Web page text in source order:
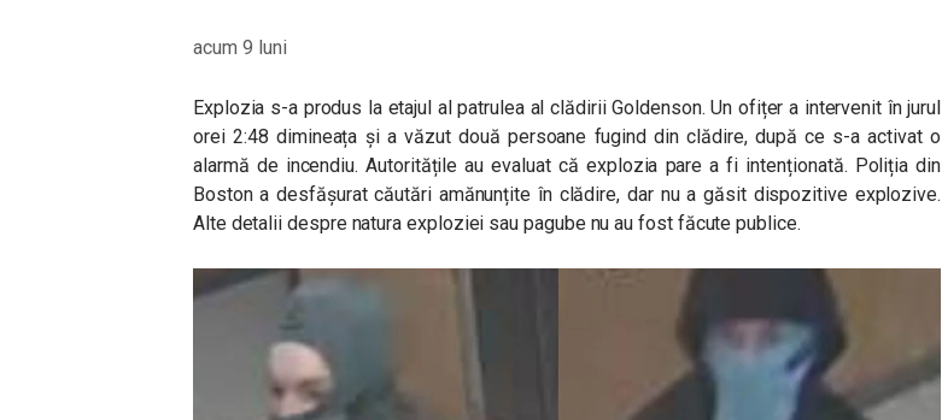
acum 9 luni
Explozia s-a produs la etajul al patrulea al clădirii Goldenson. Un ofițer a intervenit în jurul
orei 2:48 dimineața și a văzut două persoane fugind din clădire, după ce s-a activat o
alarmă de incendiu. Autoritățile au evaluat că explozia pare a fi intenționată. Poliția din
Boston a desfășurat căutări amănunțite în clădire, dar nu a găsit dispozitive explozive.
Alte detalii despre natura exploziei sau pagube nu au fost făcute publice.